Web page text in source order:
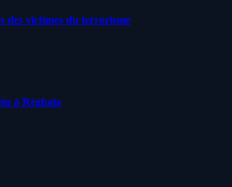
des victimes du terrorisme
à Réghaïa